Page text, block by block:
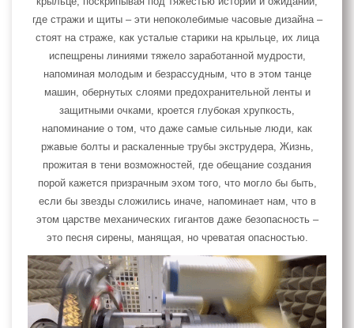
где стражи и щиты – эти непоколебимые часовые дизайна –
стоят на страже, как усталые старики на крыльце, их лица
испещрены линиями тяжело заработанной мудрости,
напоминая молодым и безрассудным, что в этом танце
машин, обернутых слоями предохранительной ленты и
защитными очками, кроется глубокая хрупкость,
напоминание о том, что даже самые сильные люди, как
ржавые болты и раскаленные трубы экструдера, Жизнь,
прожитая в тени возможностей, где обещание создания
порой кажется призрачным эхом того, что могло бы быть,
если бы звезды сложились иначе, напоминает нам, что в
этом царстве механических гигантов даже безопасность –
это песня сирены, манящая, но чреватая опасностью.